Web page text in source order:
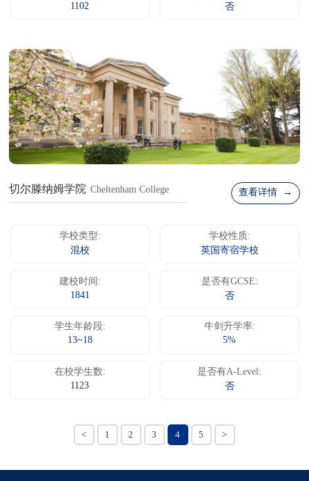
1102
否
切尔滕纳姆学院 Cheltenham College 查看详情 →
学校类型:
混校
学校性质:
英国寄宿学校
建校时间:
1841
是否有GCSE:
否
学生年龄段:
13~18
牛剑升学率:
5%
在校学生数:
1123
是否有A-Level:
否
< 1 2 3 4 5 >